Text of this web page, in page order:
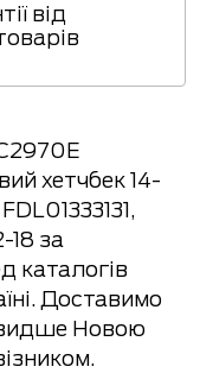
від
хетчбек 14-
18 за
каталогів
Доставимо
Новою